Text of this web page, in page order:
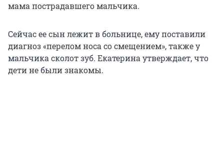
мама пострадавшего мальчика.
Сейчас ее сын лежит в больнице, ему поставили
диагноз «перелом носа со смещением», также у
мальчика сколот зуб. Екатерина утверждает, что
дети не были знакомы.